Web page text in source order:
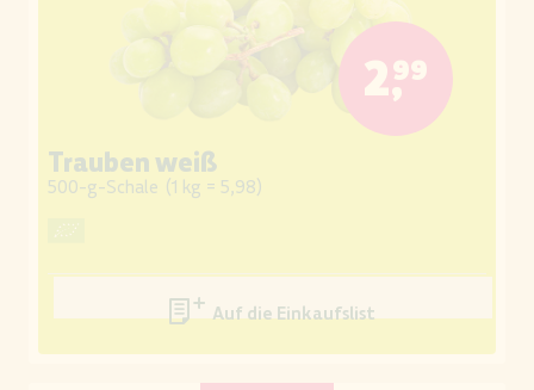
2,99
Trauben weiß
500-g-Schale (1 kg = 5,98)
Auf die Einkaufsliste